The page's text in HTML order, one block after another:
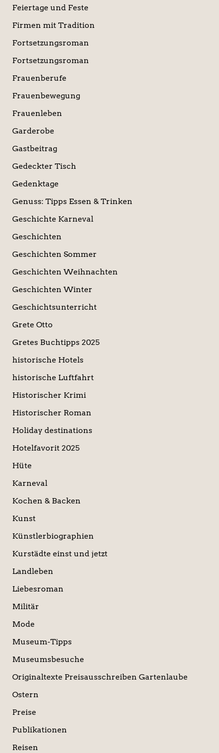
Feiertage und Feste
Firmen mit Tradition
Fortsetzungsroman
Fortsetzungsroman
Frauenberufe
Frauenbewegung
Frauenleben
Garderobe
Gastbeitrag
Gedeckter Tisch
Gedenktage
Genuss: Tipps Essen & Trinken
Geschichte Karneval
Geschichten
Geschichten Sommer
Geschichten Weihnachten
Geschichten Winter
Geschichtsunterricht
Grete Otto
Gretes Buchtipps 2025
historische Hotels
historische Luftfahrt
Historischer Krimi
Historischer Roman
Holiday destinations
Hotelfavorit 2025
Hüte
Karneval
Kochen & Backen
Kunst
Künstlerbiographien
Kurstädte einst und jetzt
Landleben
Liebesroman
Militär
Mode
Museum-Tipps
Museumsbesuche
Originaltexte Preisausschreiben Gartenlaube
Ostern
Preise
Publikationen
Reisen